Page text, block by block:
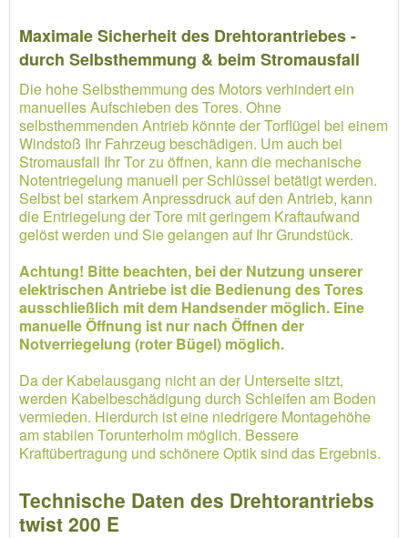
Maximale Sicherheit des Drehtorantriebes -
durch Selbsthemmung & beim Stromausfall
Die hohe Selbsthemmung des Motors verhindert ein
manuelles Aufschieben des Tores. Ohne
selbsthemmenden Antrieb könnte der Torflügel bei einem
Windstoß Ihr Fahrzeug beschädigen. Um auch bei
Stromausfall Ihr Tor zu öffnen, kann die mechanische
Notentriegelung manuell per Schlüssel betätigt werden.
Selbst bei starkem Anpressdruck auf den Antrieb, kann
die Entriegelung der Tore mit geringem Kraftaufwand
gelöst werden und Sie gelangen auf Ihr Grundstück.
Achtung! Bitte beachten, bei der Nutzung unserer
elektrischen Antriebe ist die Bedienung des Tores
ausschließlich mit dem Handsender möglich. Eine
manuelle Öffnung ist nur nach Öffnen der
Notverriegelung (roter Bügel) möglich.
Da der Kabelausgang nicht an der Unterseite sitzt,
werden Kabelbeschädigung durch Schleifen am Boden
vermieden. Hierdurch ist eine niedrigere Montagehöhe
am stabilen Torunterholm möglich. Bessere
Kraftübertragung und schönere Optik sind das Ergebnis.
Technische Daten des Drehtorantriebs
twist 200 E